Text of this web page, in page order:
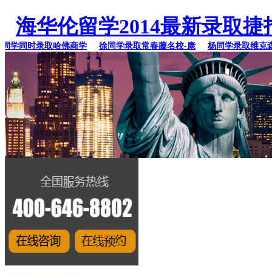
海华伦留学2014最新录取捷
同时录取哈佛商学 徐同学录取常春藤名校-康 杨同学录取维克森林